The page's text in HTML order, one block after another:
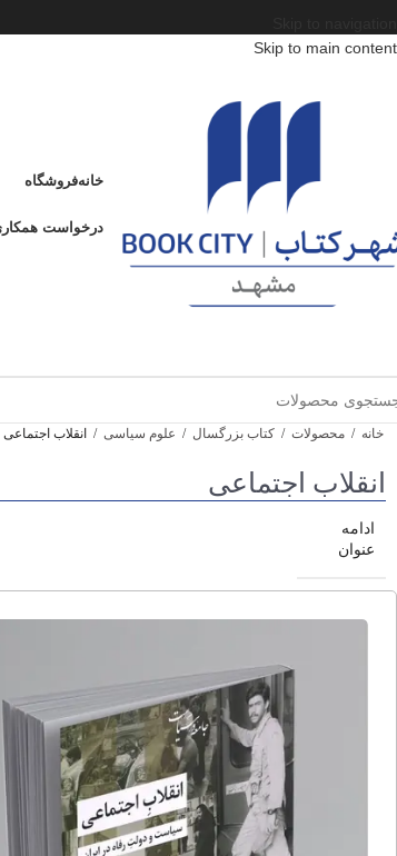
Skip to main content
خانهفروشگاه
درخواست
خانه / محصولات / کتاب بزرگسال / علوم سیاسی / انقلاب اجتماعی
انقلاب اجتماعی
ادامه
عنوان